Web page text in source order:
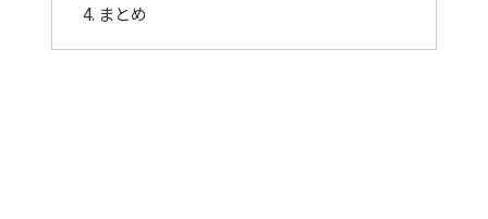
まとめ